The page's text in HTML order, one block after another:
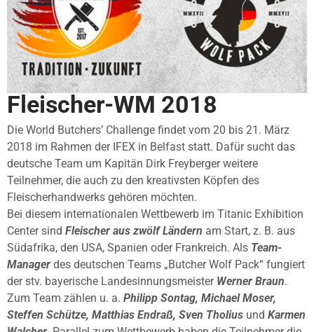
Fleischer-WM 2018
Die World Butchers’ Challenge findet vom 20 bis 21. März
2018 im Rahmen der IFEX in Belfast statt. Dafür sucht das
deutsche Team um Kapitän Dirk Freyberger weitere
Teilnehmer, die auch zu den kreativsten Köpfen des
Fleischerhandwerks gehören möchten.
Bei diesem internationalen Wettbewerb im Titanic Exhibition
Center sind Fleischer aus zwölf Ländern am Start, z. B. aus
Südafrika, den USA, Spanien oder Frankreich. Als Team-
Manager des deutschen Teams „Butcher Wolf Pack“ fungiert
der stv. bayerische Landesinnungsmeister Werner Braun.
Zum Team zählen u. a. Philipp Sontag, Michael Moser,
Steffen Schütze, Matthias Endraß, Sven Tholius und Karmen